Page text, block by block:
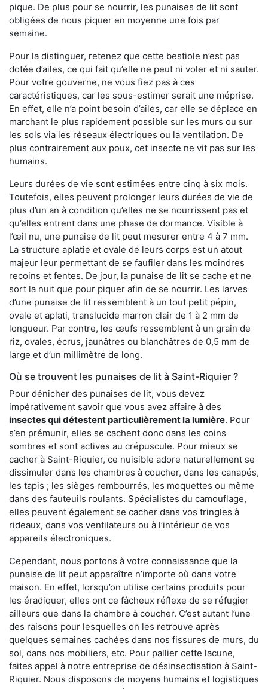
pique. De plus pour se nourrir, les punaises de lit sont
obligées de nous piquer en moyenne une fois par
semaine.
Pour la distinguer, retenez que cette bestiole n’est pas
dotée d’ailes, ce qui fait qu’elle ne peut ni voler et ni sauter.
Pour votre gouverne, ne vous fiez pas à ces
caractéristiques, car les sous-estimer serait une méprise.
En effet, elle n’a point besoin d’ailes, car elle se déplace en
marchant le plus rapidement possible sur les murs ou sur
les sols via les réseaux électriques ou la ventilation. De
plus contrairement aux poux, cet insecte ne vit pas sur les
humains.
Leurs durées de vie sont estimées entre cinq à six mois.
Toutefois, elles peuvent prolonger leurs durées de vie de
plus d’un an à condition qu’elles ne se nourrissent pas et
qu’elles entrent dans une phase de dormance. Visible à
l’œil nu, une punaise de lit peut mesurer entre 4 à 7 mm.
La structure aplatie et ovale de leurs corps est un atout
majeur leur permettant de se faufiler dans les moindres
recoins et fentes. De jour, la punaise de lit se cache et ne
sort la nuit que pour piquer afin de se nourrir. Les larves
d’une punaise de lit ressemblent à un tout petit pépin,
ovale et aplati, translucide marron clair de 1 à 2 mm de
longueur. Par contre, les œufs ressemblent à un grain de
riz, ovales, écrus, jaunâtres ou blanchâtres de 0,5 mm de
large et d’un millimètre de long.
Où se trouvent les punaises de lit à Saint-Riquier ?
Pour dénicher des punaises de lit, vous devez
impérativement savoir que vous avez affaire à des
insectes qui détestent particulièrement la lumière. Pour
s’en prémunir, elles se cachent donc dans les coins
sombres et sont actives au crépuscule. Pour mieux se
cacher à Saint-Riquier, ce nuisible adore naturellement se
dissimuler dans les chambres à coucher, dans les canapés,
les tapis ; les sièges rembourrés, les moquettes ou même
dans des fauteuils roulants. Spécialistes du camouflage,
elles peuvent également se cacher dans vos tringles à
rideaux, dans vos ventilateurs ou à l’intérieur de vos
appareils électroniques.
Cependant, nous portons à votre connaissance que la
punaise de lit peut apparaître n’importe où dans votre
maison. En effet, lorsqu’on utilise certains produits pour
les éradiquer, elles ont ce fâcheux réflexe de se réfugier
ailleurs que dans la chambre à coucher. C’est autant l’une
des raisons pour lesquelles on les retrouve après
quelques semaines cachées dans nos fissures de murs, du
sol, dans nos mobiliers, etc. Pour pallier cette lacune,
faites appel à notre entreprise de désinsectisation à Saint-
Riquier. Nous disposons de moyens humains et logistiques